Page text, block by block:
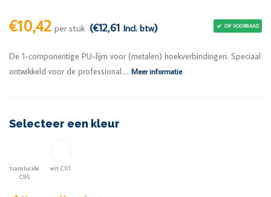
€10,42 per stuk (€12,61 Incl. btw) OP VOORRAAD
De 1-componentige PU-lijm voor (metalen) hoekverbindingen. Speciaal
ontwikkeld voor de professional.... Meer informatie
Selecteer een kleur
translucide
C95
wit C01